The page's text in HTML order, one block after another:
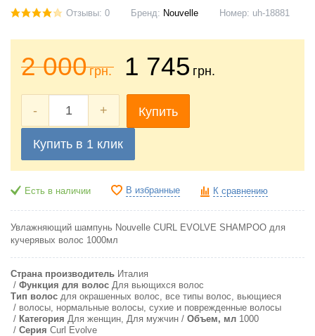
Отзывы: 0 Бренд: Nouvelle Номер: uh-18881
2 000грн. 1 745 грн.
- + Купить
Купить в 1 клик
Есть в наличии В избранные К сравнению
Увлажняющий шампунь Nouvelle CURL EVOLVE SHAMPOO для
кучерявых волос 1000мл
Страна производитель Италия
Функция для волос Для вьющихся волос
Тип волос для окрашенных волос, все типы волос, вьющиеся
волосы, нормальные волосы, сухие и поврежденные волосы
Категория Для женщин, Для мужчин Объем, мл 1000
Серия Curl Evolve